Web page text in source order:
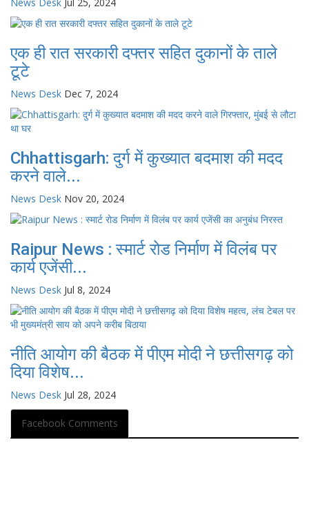
एक ही रात सरकारी दफ्तर सहित दुकानों के ताले
टूटे
News Desk Dec 7, 2024
Chhattisgarh: दुर्ग में कुख्यात बदमाश की मदद
करने वाले...
News Desk Nov 20, 2024
Raipur News : स्मार्ट रोड निर्माण में विलंब पर
कार्य एजेंसी...
News Desk Jul 8, 2024
नीति आयोग की बैठक में पीएम मोदी ने छत्तीसगढ़ को
दिया विशेष...
News Desk Jul 28, 2024
Facebook Comments